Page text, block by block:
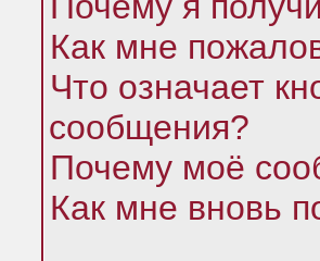
Как мне
Что означает
сообщения?
Почему моё
Как мне вновь